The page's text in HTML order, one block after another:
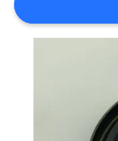
HABERLER